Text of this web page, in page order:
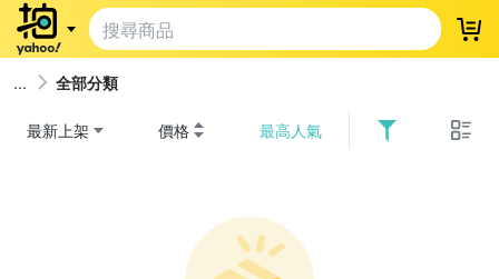
登
全部分類
最新上架 價格 最高人氣